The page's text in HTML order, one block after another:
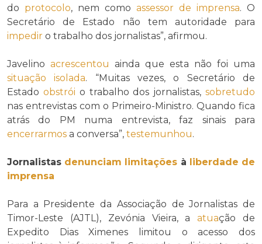
do protocolo, nem como assessor de imprensa. O
Secretário de Estado não tem autoridade para
impedir o trabalho dos jornalistas”, afirmou.
Javelino acrescentou ainda que esta não foi uma
situação isolada. “Muitas vezes, o Secretário de
Estado obstrói o trabalho dos jornalistas,sobretudo
nas entrevistas com o Primeiro-Ministro. Quando fica
atrás do PM numa entrevista, faz sinais para
encerrarmos a conversa”, testemunhou.
Jornalistas denunciam limitações à
liberdade de
imprensa
Para a Presidente da Associação de Jornalistas de
Timor-Leste (AJTL), Zevónia Vieira, aatuação de
Expedito Dias Ximenes limitou o acesso dos